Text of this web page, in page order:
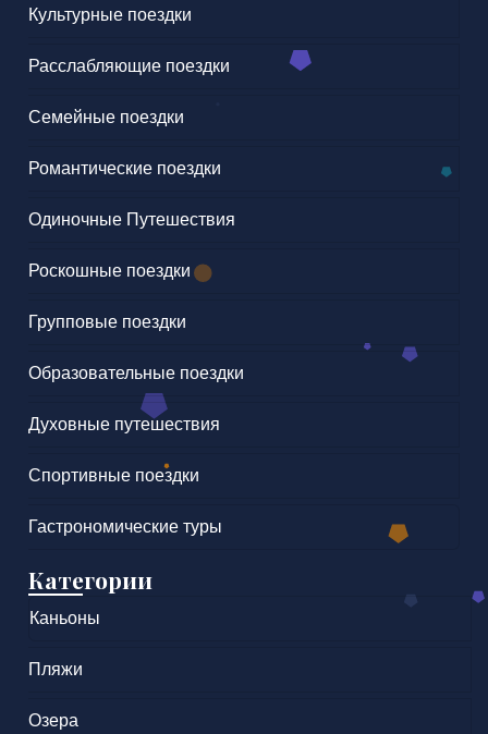
Культурные поездки
Расслабляющие поездки
Семейные поездки
Романтические поездки
Одиночные Путешествия
Роскошные поездки
Групповые поездки
Образовательные поездки
Духовные путешествия
Спортивные поездки
Гастрономические туры
Категории
Каньоны
Пляжи
Озера